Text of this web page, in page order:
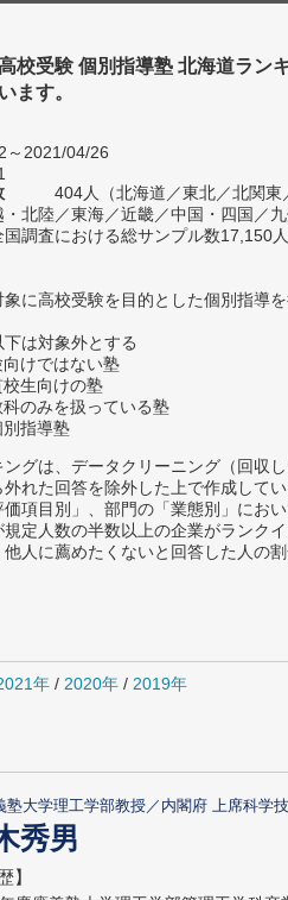
校受験 個別指導塾 北海道ラン
ます。
～2021/04/26
404人（北海道／東北／北関東
・北陸／東海／近畿／中国・四国／
調査における総サンプル数17,150人
に高校受験を目的とした個別指導
は対象外とする
けではない塾
生向けの塾
のみを扱っている塾
指導塾
グは、データクリーニング（回収
れた回答を除外した上で作成してい
項目別」、部門の「業態別」にお
定人数の半数以上の企業がランクイ
人に薦めたくないと回答した人の
年 / 2020年 / 2019年
塾大学理工学部教授／内閣府 上席科学
秀男
】